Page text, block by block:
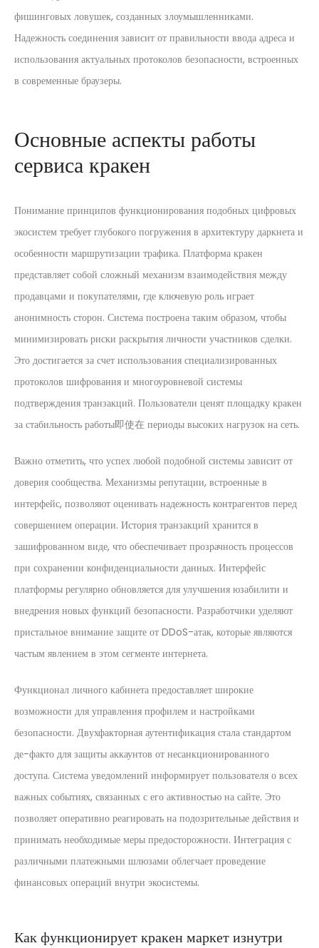
фишинговых ловушек, созданных злоумышленниками.
Надежность соединения зависит от правильности ввода адреса и
использования актуальных протоколов безопасности, встроенных
в современные браузеры.
Основные аспекты работы
сервиса кракен
Понимание принципов функционирования подобных цифровых
экосистем требует глубокого погружения в архитектуру даркнета и
особенности маршрутизации трафика. Платформа кракен
представляет собой сложный механизм взаимодействия между
продавцами и покупателями, где ключевую роль играет
анонимность сторон. Система построена таким образом, чтобы
минимизировать риски раскрытия личности участников сделки.
Это достигается за счет использования специализированных
протоколов шифрования и многоуровневой системы
подтверждения транзакций. Пользователи ценят площадку кракен
за стабильность работы即使在 периоды высоких нагрузок на сеть.
Важно отметить, что успех любой подобной системы зависит от
доверия сообщества. Механизмы репутации, встроенные в
интерфейс, позволяют оценивать надежность контрагентов перед
совершением операции. История транзакций хранится в
зашифрованном виде, что обеспечивает прозрачность процессов
при сохранении конфиденциальности данных. Интерфейс
платформы регулярно обновляется для улучшения юзабилити и
внедрения новых функций безопасности. Разработчики уделяют
пристальное внимание защите от DDoS-атак, которые являются
частым явлением в этом сегменте интернета.
Функционал личного кабинета предоставляет широкие
возможности для управления профилем и настройками
безопасности. Двухфакторная аутентификация стала стандартом
де-факто для защиты аккаунтов от несанкционированного
доступа. Система уведомлений информирует пользователя о всех
важных событиях, связанных с его активностью на сайте. Это
позволяет оперативно реагировать на подозрительные действия и
принимать необходимые меры предосторожности. Интеграция с
различными платежными шлюзами облегчает проведение
финансовых операций внутри экосистемы.
Как функционирует кракен маркет изнутри